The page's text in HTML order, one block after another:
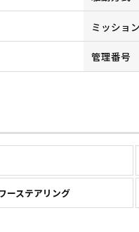
ミッション
管理番号
ーステアリング